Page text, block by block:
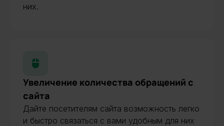
них.
Увеличение количества обращений с
сайта
Дайте посетителям сайта возможность легко
и быстро связаться с вами удобным для них